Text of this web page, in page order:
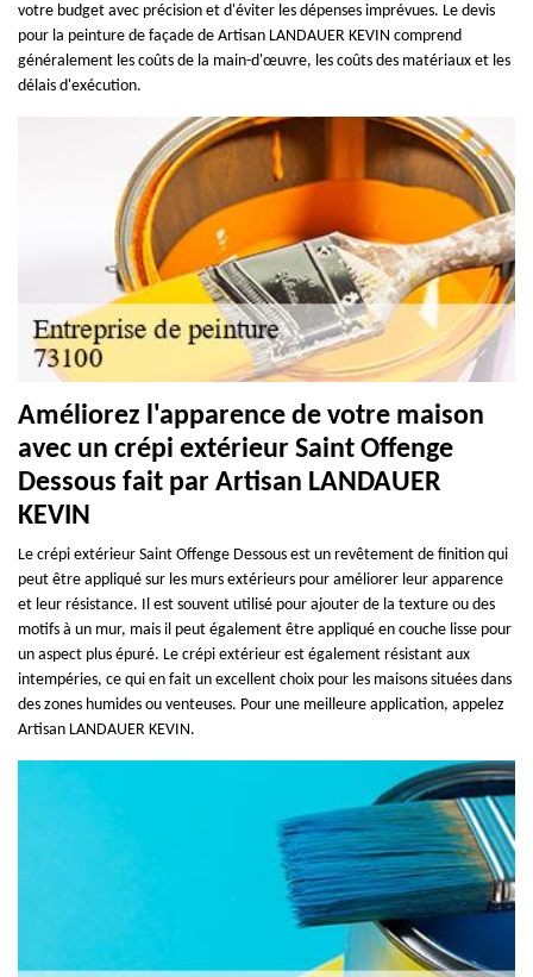
votre budget avec précision et d'éviter les dépenses imprévues. Le devis
pour la peinture de façade de Artisan LANDAUER KEVIN comprend
généralement les coûts de la main-d'œuvre, les coûts des matériaux et les
délais d'exécution.
Améliorez l'apparence de votre maison
avec un crépi extérieur Saint Offenge
Dessous fait par Artisan LANDAUER
KEVIN
Le crépi extérieur Saint Offenge Dessous est un revêtement de finition qui
peut être appliqué sur les murs extérieurs pour améliorer leur apparence
et leur résistance. Il est souvent utilisé pour ajouter de la texture ou des
motifs à un mur, mais il peut également être appliqué en couche lisse pour
un aspect plus épuré. Le crépi extérieur est également résistant aux
intempéries, ce qui en fait un excellent choix pour les maisons situées dans
des zones humides ou venteuses. Pour une meilleure application, appelez
Artisan LANDAUER KEVIN.